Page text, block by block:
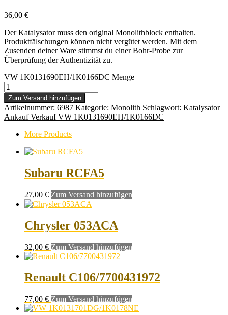
36,00 €
Der Katalysator muss den original Monolithblock enthalten.
Produktfälschungen können nicht vergütet werden. Mit dem
Zusenden deiner Ware stimmst du einer Bohr-Probe zur
Überprüfung der Authentizität zu.
VW 1K0131690EH/1K0166DC Menge
Zum Versand hinzufügen
Artikelnummer: 6987 Kategorie: Monolith Schlagwort: Katalysator
Ankauf Verkauf VW 1K0131690EH/1K0166DC
More Products
Subaru RCFA5
27,00 € Zum Versand hinzufügen
Chrysler 053ACA
32,00 € Zum Versand hinzufügen
Renault C106/7700431972
77,00 € Zum Versand hinzufügen